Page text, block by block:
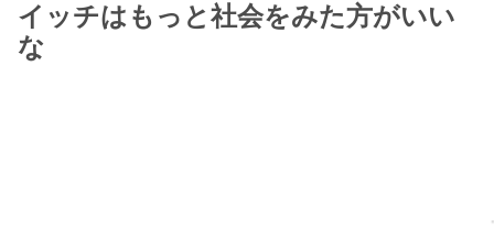
イッチはもっと社会をみた方がいい
な